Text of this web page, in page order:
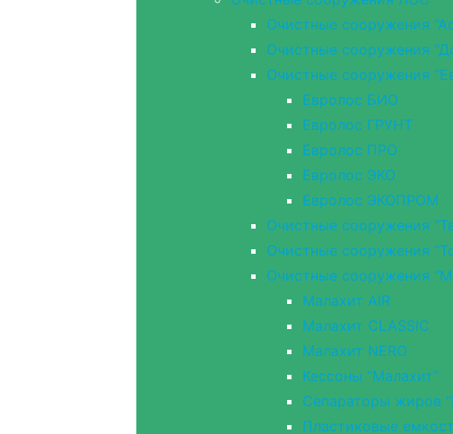
Очистные сооружения
Очистные сооружения
Очистные сооружения
Евролос БИО
Евролос ГРУНТ
Евролос ПРО
Евролос ЭКО
Евролос ЭКОПРОМ
Очистные сооружения
Очистные сооружения
Очистные сооружения
Малахит AIR
Малахит CLASSIC
Малахит NERO
Кессоны “Малахит”
Сепараторы жиров
Пластиковые